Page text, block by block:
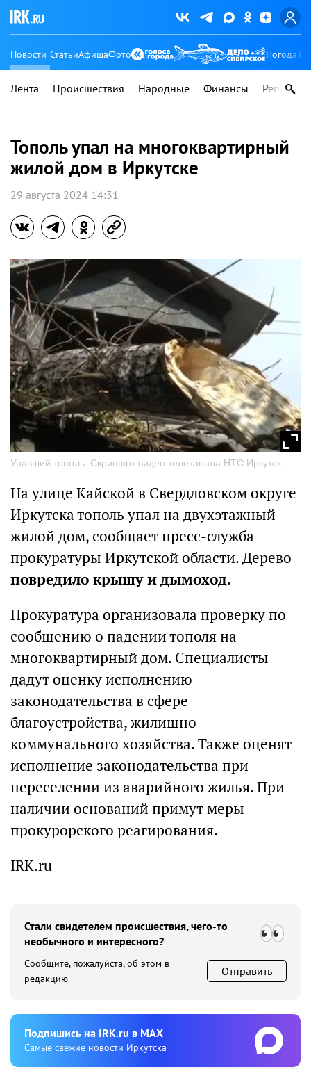
Новости СтатьиАфишаФото Погода
Лента Происшествия Народные Финансы Регионы
Тополь упал на многоквартирный
жилой дом в Иркутске
29 августа 2024 14:31
Упавший тополь. Скриншот видео телеканала НТС Иркутск
На улице Кайской в Свердловском округе
Иркутска тополь упал на двухэтажный
жилой дом, сообщает пресс-служба
прокуратуры Иркутской области. Дерево
повредило крышу и дымоход.
Прокуратура организовала проверку по
сообщению о падении тополя на
многоквартирный дом. Специалисты
дадут оценку исполнению
законодательства в сфере
благоустройства, жилищно-
коммунального хозяйства. Также оценят
исполнение законодательства при
переселении из аварийного жилья. При
наличии оснований примут меры
прокурорского реагирования.
IRK.ru
Стали свидетелем происшествия, чего-то
необычного и интересного?
Сообщите, пожалуйста, об этом в
редакцию
Отправить
Подпишиcь на IRK.ru в MAX
Cамые свежие новости Иркутска